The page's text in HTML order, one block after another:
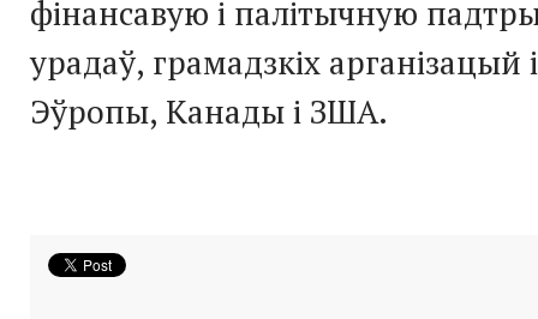
фінансавую і палітычную
урадаў, грамадзкіх арганізацый
Эўропы, Канады і ЗША.